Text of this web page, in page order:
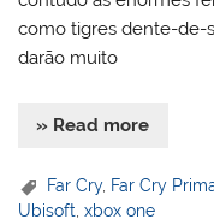
como tigres dente-de-
darão muito
» Read more
Far Cry, Far Cry
Ubisoft,xbox one